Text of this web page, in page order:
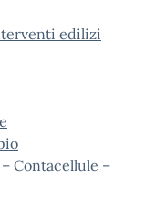
edilizi
Contacellule –